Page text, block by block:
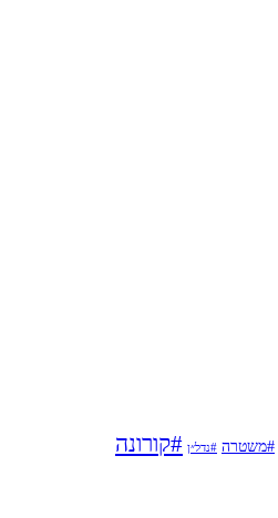
#משטרה #נדל״ן #קורונה